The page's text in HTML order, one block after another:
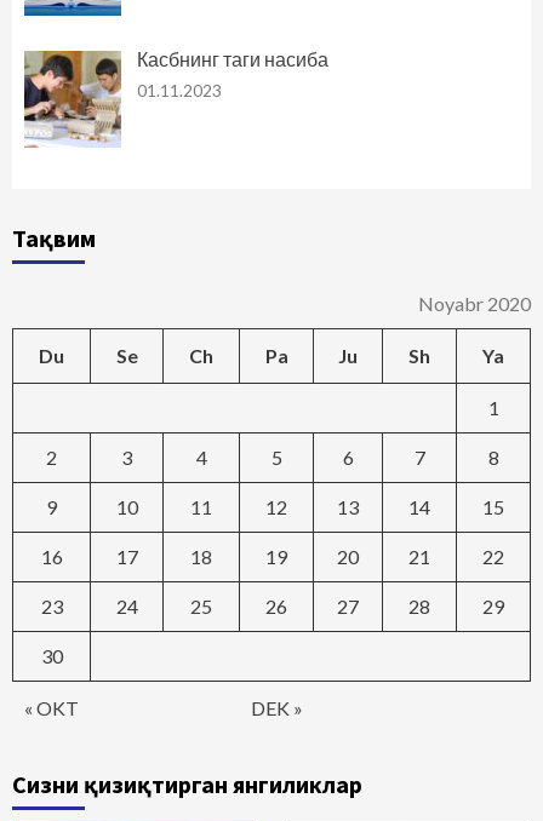
Касбнинг таги насиба
01.11.2023
Тақвим
Noyabr 2020
Du Se Ch Pa Ju Sh Ya
« OKT DEK »
1
2 3 4 5 6 7 8
9 10 11 12 13 14 15
16 17 18 19 20 21 22
23 24 25 26 27 28 29
30
Сизни қизиқтирган янгиликлар